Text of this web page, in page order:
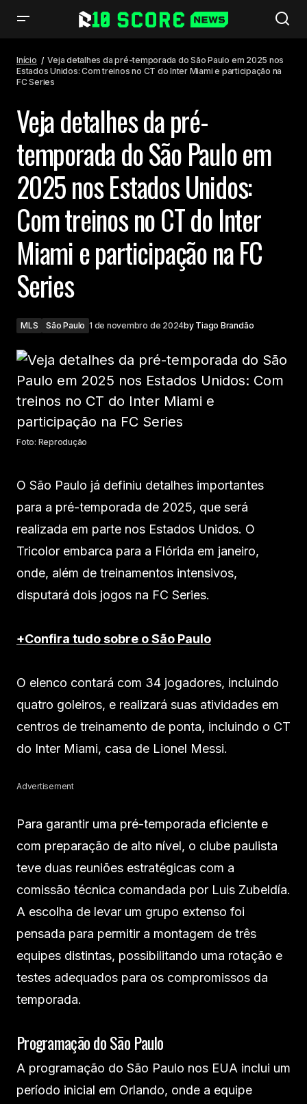
Unidos: Com treinos no CT do Inter Miami e participação na FC Series
Início
Veja detalhes da pré-temporada do São Paulo em 2025 nos
Estados Unidos: Com treinos no CT do Inter Miami e participação na
FC Series
Veja detalhes da pré-
temporada do São Paulo em
2025 nos Estados Unidos:
Com treinos no CT do Inter
Miami e participação na FC
Series
MLS São Paulo 1 de novembro de 2024by Tiago Brandão
Foto: Reprodução
O São Paulo já definiu detalhes importantes
para a pré-temporada de 2025, que será
realizada em parte nos Estados Unidos. O
Tricolor embarca para a Flórida em janeiro,
onde, além de treinamentos intensivos,
disputará dois jogos na FC Series.
+Confira tudo sobre o São Paulo
O elenco contará com 34 jogadores, incluindo
quatro goleiros, e realizará suas atividades em
centros de treinamento de ponta, incluindo o CT
do Inter Miami, casa de Lionel Messi.
Advertisement
Para garantir uma pré-temporada eficiente e
com preparação de alto nível, o clube paulista
teve duas reuniões estratégicas com a
comissão técnica comandada por Luis Zubeldía.
A escolha de levar um grupo extenso foi
pensada para permitir a montagem de três
equipes distintas, possibilitando uma rotação e
testes adequados para os compromissos da
temporada.
Programação do São Paulo
A programação do São Paulo nos EUA inclui um
período inicial em Orlando, onde a equipe